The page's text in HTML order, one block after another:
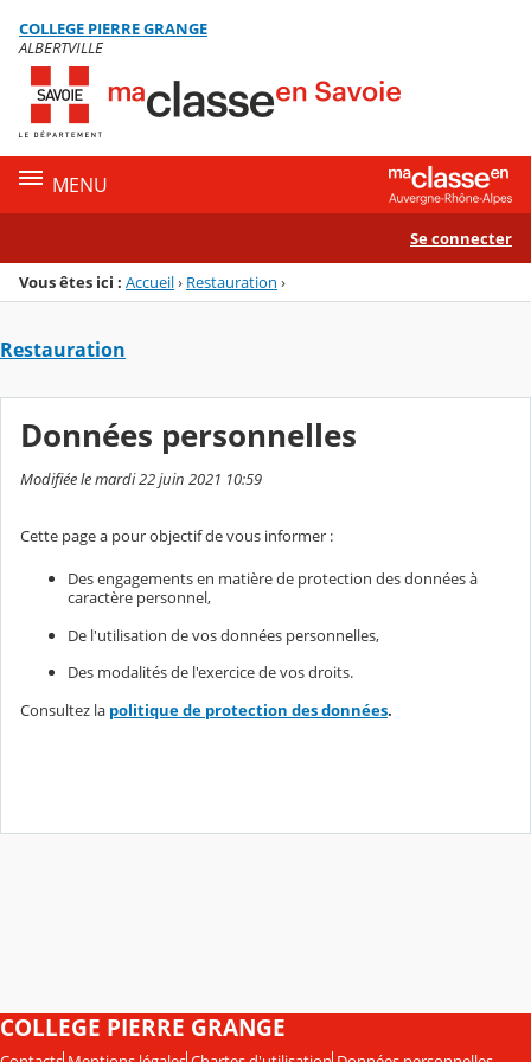
Menu de la rubrique
Contenu
COLLEGE PIERRE GRANGE
ALBERTVILLE
MENU
Se connecter
Vous êtes ici : Accueil› Restauration ›
Restauration
Données personnelles
Modifiée le mardi 22 juin 2021 10:59
Cette page a pour objectif de vous informer :
Des engagements en matière de protection des données à
caractère personnel,
De l'utilisation de vos données personnelles,
Des modalités de l'exercice de vos droits.
Consultez la politique de protection des données.
COLLEGE PIERRE GRANGE